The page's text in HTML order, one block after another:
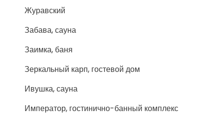
Журавский
Забава, сауна
Заимка, баня
Зеркальный карп, гостевой дом
Ивушка, сауна
Император, гостинично-банный комплекс